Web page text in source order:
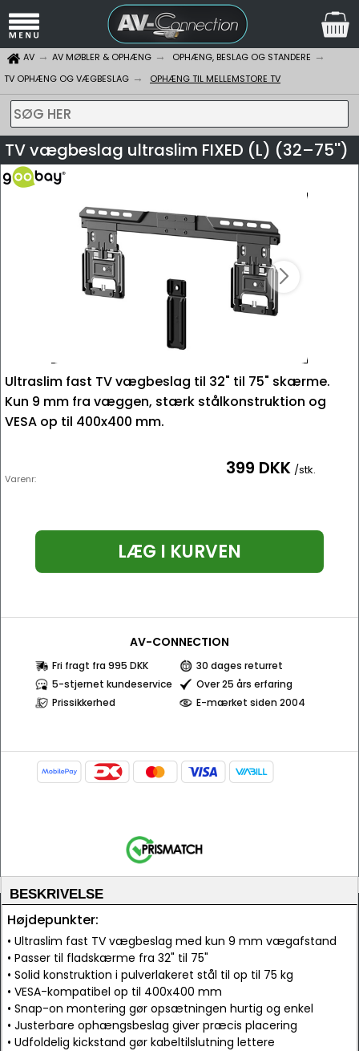
AV AV MØBLER & OPHÆNG
OPHÆNG, BESLAG OG STANDERE
TV OPHÆNG OG VÆGBESLAG
OPHÆNG TIL MELLEMSTORE TV
SØG HER
TV vægbeslag ultraslim FIXED (L) (32–75'')
Ultraslim fast TV vægbeslag til 32" til 75" skærme.
Kun 9 mm fra væggen, stærk stålkonstruktion og
VESA op til 400x400 mm.
Varenr: 399 DKK /stk.
LÆG I KURVEN
AV-CONNECTION
Fri fragt fra 995 DKK
30 dages returret
5-stjernet kundeservice
Over 25 års erfaring
Prissikkerhed
E-mærket siden 2004
BESKRIVELSE
Højdepunkter:
• Ultraslim fast TV vægbeslag med kun 9 mm vægafstand
• Passer til fladskærme fra 32" til 75"
• Solid konstruktion i pulverlakeret stål til op til 75 kg
• VESA-kompatibel op til 400x400 mm
• Snap-on montering gør opsætningen hurtig og enkel
• Justerbare ophængsbeslag giver præcis placering
• Udfoldelig kickstand gør kabeltilslutning lettere